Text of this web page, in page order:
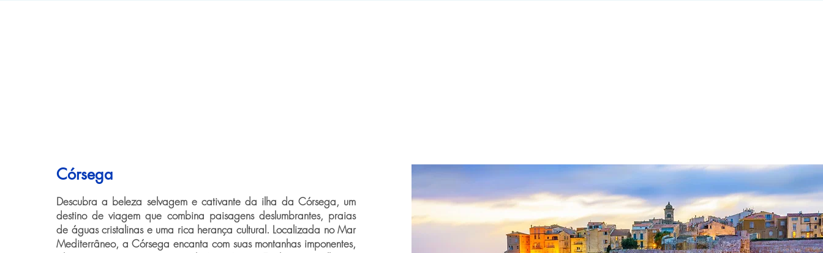
Córsega
Descubra a beleza selvagem e cativante da ilha da Córsega, um
destino de viagem que combina paisagens deslumbrantes, praias
de águas cristalinas e uma rica herança cultural. Localizada no Mar
Mediterrâneo, a Córsega encanta com suas montanhas imponentes,